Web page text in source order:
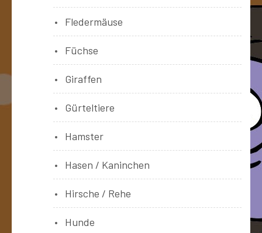
Fledermäuse
Füchse
Giraffen
Gürteltiere
Hamster
Hasen / Kaninchen
Hirsche / Rehe
Hunde